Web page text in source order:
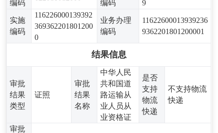
编码
编码
9
实施
编码
116226000139392
369362201801200
0
业务办理
编码
11622600013939236
9362201801200001
结果信息
审批
结果
类型
证照
审批
结果
名称
中华人民
共和国道
路运输从
业人员从
业资格证
是否
支持
物流
快递
不支持物流
快递
审批